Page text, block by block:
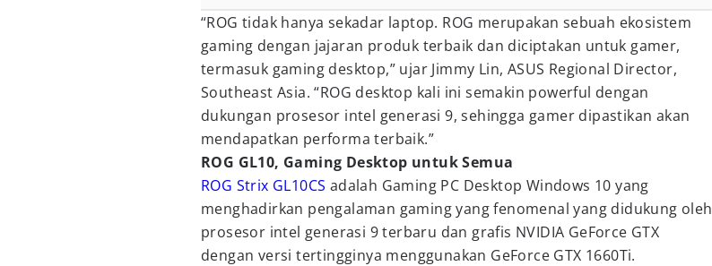
“ROG tidak hanya sekadar laptop. ROG merupakan sebuah ekosistem
gaming dengan jajaran produk terbaik dan diciptakan untuk gamer,
termasuk gaming desktop,” ujar Jimmy Lin, ASUS Regional Director,
Southeast Asia. “ROG desktop kali ini semakin powerful dengan
dukungan prosesor intel generasi 9, sehingga gamer dipastikan akan
mendapatkan performa terbaik.”
ROG GL10, Gaming Desktop untuk Semua
ROG Strix GL10CS adalah Gaming PC Desktop Windows 10 yang
menghadirkan pengalaman gaming yang fenomenal yang didukung oleh
prosesor intel generasi 9 terbaru dan grafis NVIDIA GeForce GTX
dengan versi tertingginya menggunakan GeForce GTX 1660Ti.